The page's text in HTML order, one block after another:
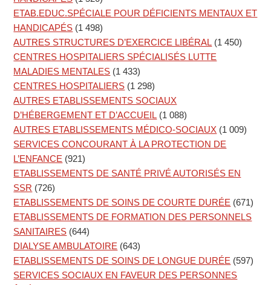
ETAB.EDUC.SPÉCIALE POUR DÉFICIENTS MENTAUX ET
HANDICAPÉS (1 498)
AUTRES STRUCTURES D’EXERCICE LIBÉRAL (1 450)
CENTRES HOSPITALIERS SPÉCIALISÉS LUTTE
MALADIES MENTALES (1 433)
CENTRES HOSPITALIERS (1 298)
AUTRES ETABLISSEMENTS SOCIAUX
D’HÉBERGEMENT ET D’ACCUEIL (1 088)
AUTRES ETABLISSEMENTS MÉDICO-SOCIAUX (1 009)
SERVICES CONCOURANT À LA PROTECTION DE
L’ENFANCE (921)
ETABLISSEMENTS DE SANTÉ PRIVÉ AUTORISÉS EN
SSR (726)
ETABLISSEMENTS DE SOINS DE COURTE DURÉE (671)
ETABLISSEMENTS DE FORMATION DES PERSONNELS
SANITAIRES (644)
DIALYSE AMBULATOIRE (643)
ETABLISSEMENTS DE SOINS DE LONGUE DURÉE (597)
SERVICES SOCIAUX EN FAVEUR DES PERSONNES